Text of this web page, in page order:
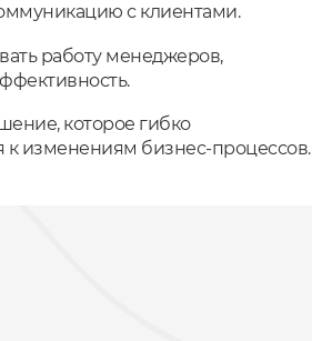
с клиентами.
работу менеджеров,
которое гибко
к изменениям бизнес-процессов.